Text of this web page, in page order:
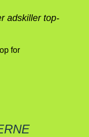
adskiller top-
for